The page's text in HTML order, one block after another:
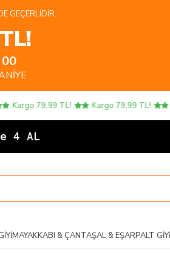
GEÇERLIDIR.
00
79,99 TL! Kargo 79,99 TL!
3 ÖDE
AYAKKABI & ÇANTAŞAL & EŞARPALT